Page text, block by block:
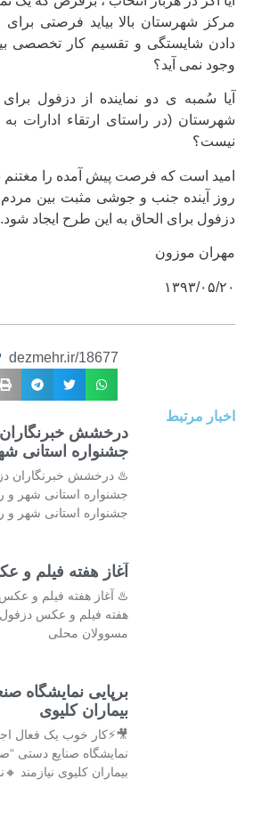
مرکز شهرستان بالا بیاید فرصتی
دادن شایستگی و تقسیم کار تخصصی
وجود نمی آید؟
آیا سُمبه ی دو نماینده از دزفول برای
شهرستان (در راستای ارتقاء ادارات به
نیست؟
امید است که فرصت پیش آمده را
روز آینده جنب و جوشی مثبت بین
دزفول برای الحاق به این طرح ایجاد
مهران موزون
۱۳۹۳/۰۵/۲۰
dezmehr.ir/18677
اخبار مرتبط
درخشش
جشنواره‌ استانی
♨️ درخشش خبرنگاران
جشنواره‌ استانی شهر
جشنواره استانی شهر و
آغاز هفته فیلم و
♨️ آغاز هفته فیلم و
هفته فیلم و عکس
مسوولان محلی
برپایی نمایشگاه
بیماران کلیوی
🎥⚡کار خوب یک فعال
نمایشگاه صنایع دستی
بیماران کلیوی نیازمند